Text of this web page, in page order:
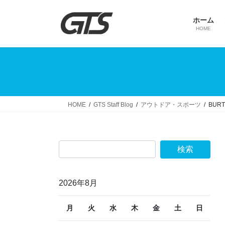
ホーム
HOME
HOME GTS Staff Blog アウトドア・スポーツ
2026年8月
月 火 水 木 金 土 日